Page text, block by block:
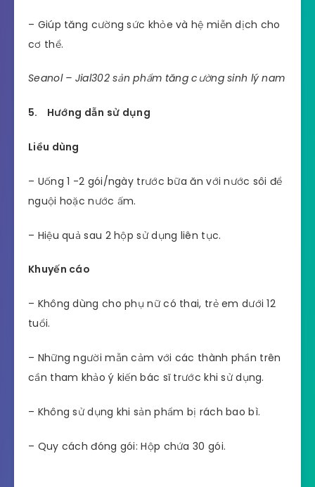
– Giúp tăng cường sức khỏe và hệ miễn dịch cho
cơ thể.
Seanol – Jial302 sản phẩm tăng cường sinh lý nam
5. Hướng dẫn sử dụng
Liều dùng
– Uống 1 -2 gói/ngày trước bữa ăn với nước sôi để
nguội hoặc nước ấm.
– Hiệu quả sau 2 hộp sử dụng liên tục.
Khuyến cáo
– Không dùng cho phụ nữ có thai, trẻ em dưới 12
tuổi.
– Những người mẫn cảm với các thành phần trên
cần tham khảo ý kiến bác sĩ trước khi sử dụng.
– Không sử dụng khi sản phẩm bị rách bao bì.
– Quy cách đóng gói: Hộp chứa 30 gói.